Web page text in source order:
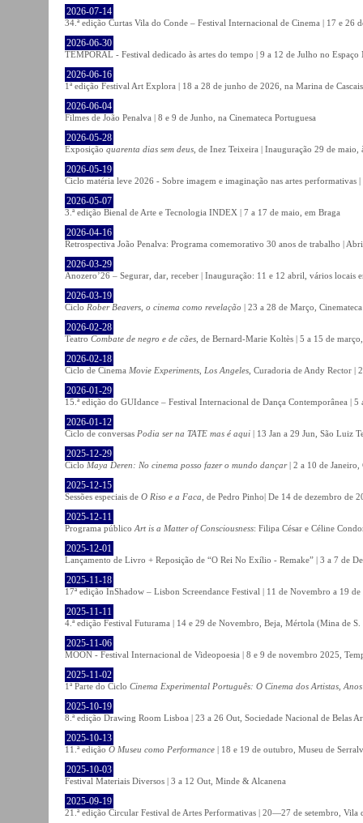
2026-07-14
34.ª edição Curtas Vila do Conde – Festival Internacional de Cinema | 17 e 26
2026-06-30
TEMPORAL - Festival dedicado às artes do tempo | 9 a 12 de Julho no
2026-06-16
1ª edição Festival Art Explora | 18 a 28 de junho de 2026, na Marina de Cascais
2026-06-04
Filmes de João Penalva | 8 e 9 de Junho, na Cinemateca Portuguesa
2026-05-28
Exposição quarenta dias sem deus , de Inez Teixeira | Inauguração 29 de
2026-05-19
Ciclo matéria leve 2026 - Sobre imagem e imaginação nas artes
2026-05-07
3.ª edição Bienal de Arte e Tecnologia INDEX | 7 a 17 de maio, em Braga
2026-04-16
Retrospectiva João Penalva: Programa comemorativo 30 anos de trabalho |
2026-03-29
Anozero’26 – Segurar, dar, receber | Inauguração: 11 e 12 abril, vários locais
2026-03-19
Ciclo Rober Beavers, o cinema como revelação | 23 a 28 de Março,
2026-02-28
Teatro Combate de negro e de cães , de Bernard-Marie Koltès | 5 a 15 de
2026-02-18
Ciclo de Cinema Movie Experiments, Los Angeles , Curadoria de Andy Rector
2026-01-29
15.ª edição do GUIdance – Festival Internacional de Dança Contemporânea |
2026-01-12
Ciclo de conversas Podia ser na TATE mas é aqui | 13 Jan a 29 Jun, São Luiz
2025-12-29
Ciclo Maya Deren: No cinema posso fazer o mundo dançar| 2 a 10 de Janeiro,
2025-12-15
Sessões especiais de O Riso e a Faca , de Pedro Pinho| De 14 de dezembro de
2025-12-11
Programa público Art is a Matter of Consciousness: Filipa César e Céline
2025-12-01
Lançamento de Livro + Reposição de “O Rei No Exílio - Remake” | 3 a 7 de
2025-11-18
17ª edição InShadow – Lisbon Screendance Festival | 11 de Novembro a 19
2025-11-11
4.ª edição Festival Futurama | 14 e 29 de Novembro, Beja, Mértola (Mina de
2025-11-06
MOON - Festival Internacional de Videopoesia | 8 e 9 de novembro 2025,
2025-11-02
1ª Parte do Ciclo Cinema Experimental Português: O Cinema dos Artistas,
2025-10-19
8.ª edição Drawing Room Lisboa | 23 a 26 Out, Sociedade Nacional de Belas
2025-10-13
11.ª edição O Museu como Performance | 18 e 19 de outubro, Museu de
2025-10-03
Festival Materiais Diversos | 3 a 12 Out, Minde & Alcanena
2025-09-19
21.ª edição Circular Festival de Artes Performativas | 20—27 de setembro, Vila